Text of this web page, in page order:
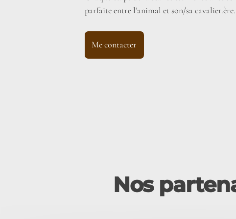
parfaite entre l’animal et son/sa cavalier.ère.
Me contacter
Nos